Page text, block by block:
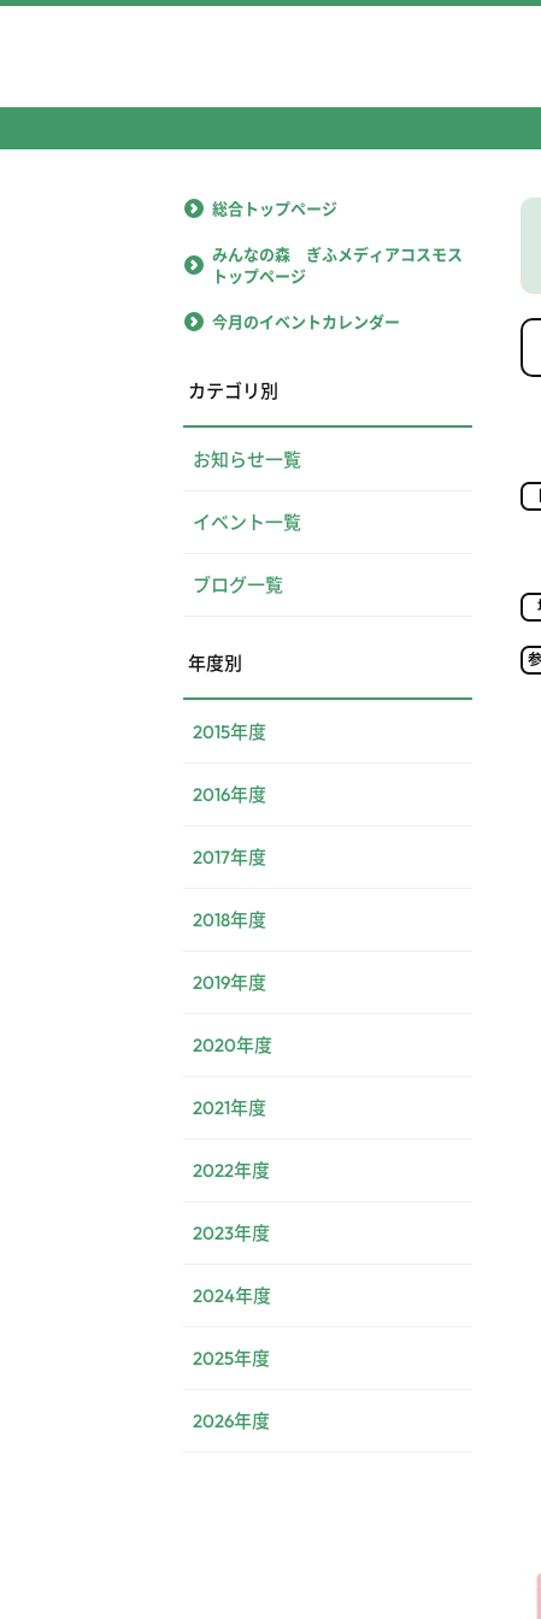
総合トップページ
みんなの森 ぎふメディアコスモス
トップページ
今月のイベントカレンダー
カテゴリ別
お知らせ一覧
イベント一覧
ブログ一覧
年度別
2015年度
2016年度
2017年度
2018年度
2019年度
2020年度
2021年度
2022年度
2023年度
2024年度
2025年度
2026年度